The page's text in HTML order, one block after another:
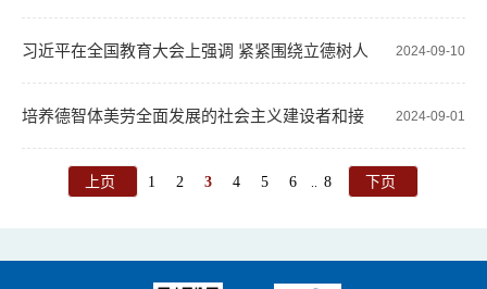
复兴伟业不断推向前进 2024-09-10
习近平在全国教育大会上强调 紧紧围绕立德树人
根本任务 朝着建成教育强国战略目标扎实迈进 2024-09-01
培养德智体美劳全面发展的社会主义建设者和接
上页 1 2 3 4 5 6 .. 8 下页